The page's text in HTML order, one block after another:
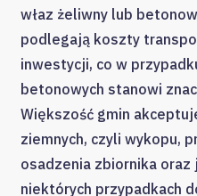
właz żeliwny lub
podlegają koszty
inwestycji, co w
betonowych stanowi
Większość gmin
ziemnych, czyli wykopu,
osadzenia zbiornika oraz
niektórych przypadkach